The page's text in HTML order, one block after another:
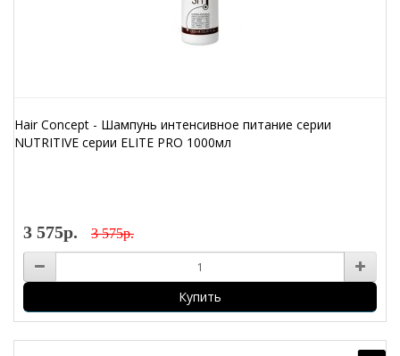
Hair Concept - Шампунь интенсивное питание серии
NUTRITIVE серии ELITE PRO 1000мл
3 575р. 3 575р.
Купить